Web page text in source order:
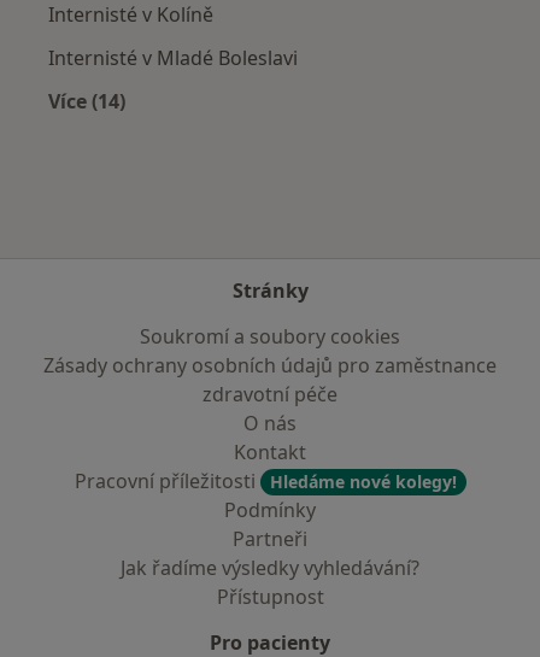
Internisté v Kolíně
Internisté v Mladé Boleslavi
Více (14)
Stránky
Soukromí a soubory cookies
Zásady ochrany osobních údajů pro zaměstnance
zdravotní péče
O nás
Kontakt
Pracovní příležitosti
Hledáme nové kolegy!
Podmínky
Partneři
Jak řadíme výsledky vyhledávání?
Přístupnost
Pro pacienty